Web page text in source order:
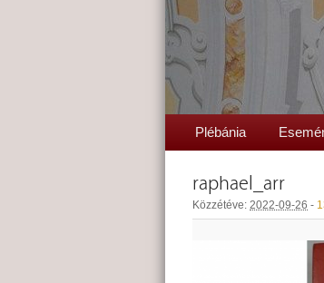
Plébánia
raphael_arr
Közzétéve: 2022-09-26 -